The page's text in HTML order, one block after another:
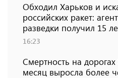
Обходил Харьков и
российских ракет:
разведки получил 15
16:23
Смертность на
месяц выросла более